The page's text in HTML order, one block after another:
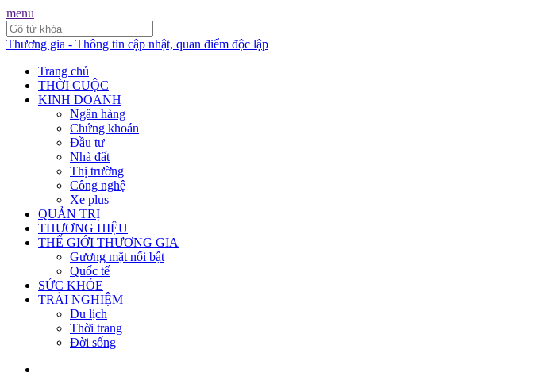
menu
Thương gia - Thông tin cập nhật, quan điểm độc lập
Trang chủ
THỜI CUỘC
KINH DOANH
Ngân hàng
Chứng khoán
Đầu tư
Nhà đất
Thị trường
Công nghệ
Xe plus
QUẢN TRỊ
THƯƠNG HIỆU
THẾ GIỚI THƯƠNG GIA
Gương mặt nổi bật
Quốc tế
SỨC KHỎE
TRẢI NGHIỆM
Du lịch
Thời trang
Đời sống